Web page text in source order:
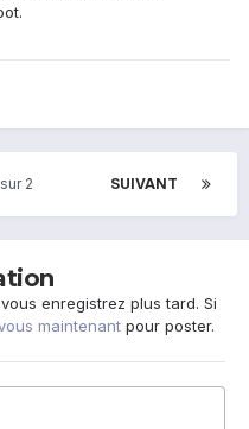
SUIVANT
2
enregistrez plus tard. Si
maintenant pour poster.